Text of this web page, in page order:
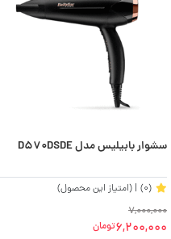
سشوار بابیلیس مدل D570DSDE
(0)
| (امتیاز این محصول)
7,000,000
6,200,000تومان